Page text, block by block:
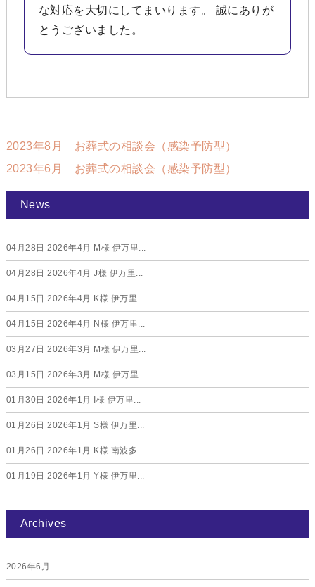
な対応を大切にしてまいります。 誠にありが
とうございました。
2023年8月 お葬式の相談会（感染予防型）
2023年6月 お葬式の相談会（感染予防型）
News
04月28日 2026年4月 M様 伊万里...
04月28日 2026年4月 J様 伊万里...
04月15日 2026年4月 K様 伊万里...
04月15日 2026年4月 N様 伊万里...
03月27日 2026年3月 M様 伊万里...
03月15日 2026年3月 M様 伊万里...
01月30日 2026年1月 I様 伊万里...
01月26日 2026年1月 S様 伊万里...
01月26日 2026年1月 K様 南波多...
01月19日 2026年1月 Y様 伊万里...
Archives
2026年6月